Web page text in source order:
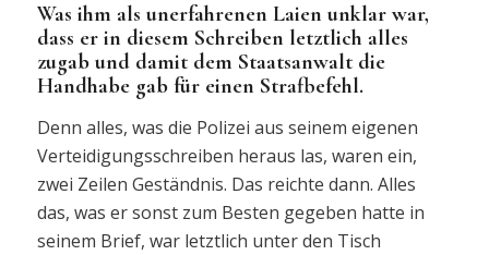
Was ihm als unerfahrenen Laien unklar war,
dass er in diesem Schreiben letztlich alles
zugab und damit dem Staatsanwalt die
Handhabe gab für einen Strafbefehl.
Denn alles, was die Polizei aus seinem eigenen
Verteidigungsschreiben heraus las, waren ein,
zwei Zeilen Geständnis. Das reichte dann. Alles
das, was er sonst zum Besten gegeben hatte in
seinem Brief, war letztlich unter den Tisch